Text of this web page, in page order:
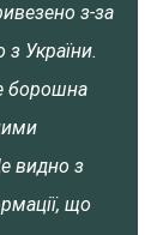
з-за
з України.
борошна
видно з
що